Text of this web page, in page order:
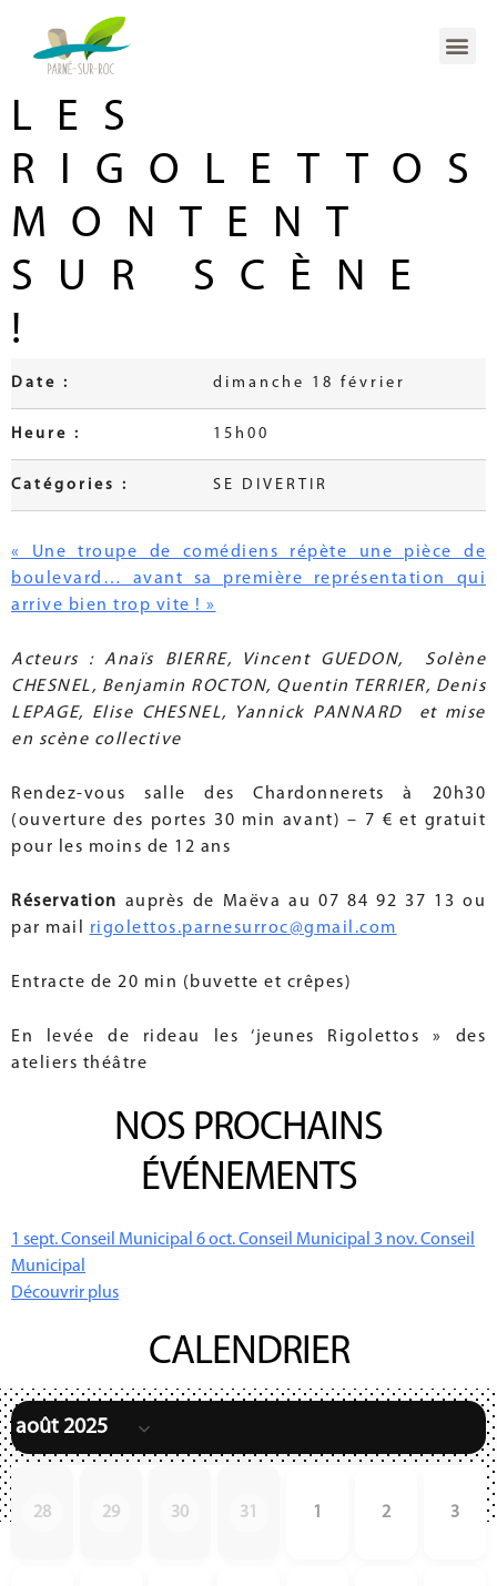
LES
RIGOLETTOS
MONTENT
SUR SCÈNE
!
Date : dimanche 18 février
Heure : 15h00
Catégories : SE DIVERTIR
« Une troupe de comédiens répète une pièce de
boulevard… avant sa première représentation qui
arrive bien trop vite ! »
Acteurs : Anaïs BIERRE, Vincent GUEDON, Solène
CHESNEL, Benjamin ROCTON, Quentin TERRIER, Denis
LEPAGE, Elise CHESNEL, Yannick PANNARD et mise
en scène collective
Rendez-vous salle des Chardonnerets à 20h30
(ouverture des portes 30 min avant) – 7 € et gratuit
pour les moins de 12 ans
Réservation auprès de Maëva au 07 84 92 37 13 ou
par mail rigolettos.parnesurroc@gmail.com
Entracte de 20 min (buvette et crêpes)
En levée de rideau les ‘jeunes Rigolettos » des
ateliers théâtre
NOS PROCHAINS
ÉVÉNEMENTS
1 sept.Conseil Municipal 6oct.Conseil Municipal 3 nov.Conseil
Municipal
Découvrir plus
CALENDRIER
28 29 30 31 1 2 3